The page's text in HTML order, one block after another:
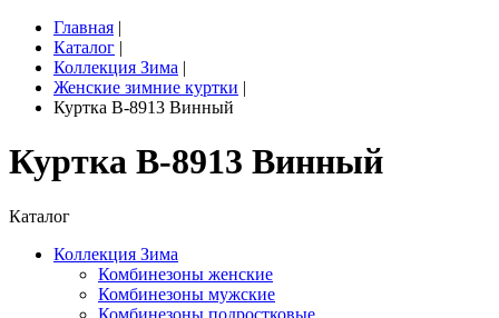
Главная |
Каталог |
Коллекция Зима |
Женские зимние куртки |
Куртка B-8913 Винный
Куртка B-8913 Винный
Каталог
Коллекция Зима
Комбинезоны женские
Комбинезоны мужские
Комбинезоны подростковые